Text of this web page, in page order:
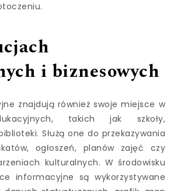
i biznesowych
znajdują również swoje miejsce w
takich jak szkoły,
Służą one do przekazywania
ogłoszeń, planów zajęć czy
kulturalnych. W środowisku
informacyjne są wykorzystywane